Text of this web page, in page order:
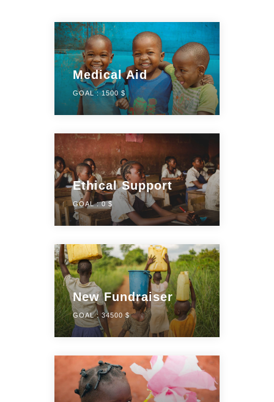
Medical Aid
GOAL :1500 $
Ethical Support
GOAL :0 $
New Fundraiser
GOAL : 34500 $